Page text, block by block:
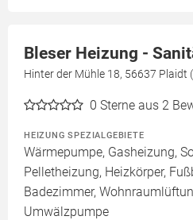
Bleser Heizung -
Hinter der Mühle 18, 56637
0 Sterne aus 2
HEIZUNG SPEZIALGEBIETE
Wärmepumpe, Gasheizung,
Pelletheizung, Heizkörper,
Badezimmer,
Umwälzpumpe